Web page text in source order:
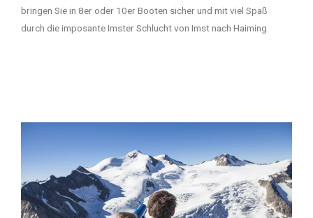
bringen Sie in 8er oder 10er Booten sicher und mit viel Spaß
durch die imposante Imster Schlucht von Imst nach Haiming.